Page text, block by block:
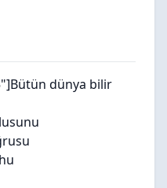
Bütün dünya bilir